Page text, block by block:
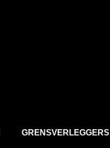
GRENSVERLEGGERS